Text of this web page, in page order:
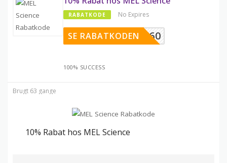
RABATKODE No Expires
KNOJI60
SE RABATKODEN
100% SUCCESS
Brugt 63 gange
10% Rabat hos MEL Science